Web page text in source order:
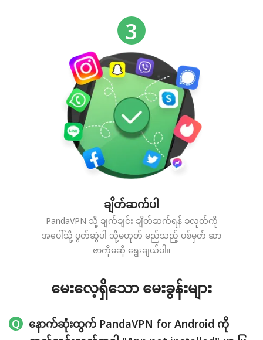
ချိတ်ဆက်ပါ
PandaVPN သို့ ချက်ချင်း ချိတ်ဆက်ရန် ခလုတ်ကို
အပေါ်သို့ ပွတ်ဆွဲပါ သို့မဟုတ် မည်သည့် ပစ်မှတ် ဆာ
ဗာကိုမဆို ရွေးချယ်ပါ။
မေးလေ့ရှိသော မေးခွန်းများ
နောက်ဆုံးထွက် PandaVPN for Android ကို